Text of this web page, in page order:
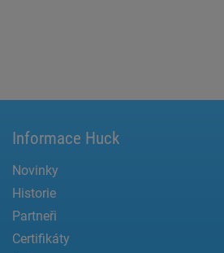
Informace Huck
Novinky
Historie
Partneři
Certifikáty